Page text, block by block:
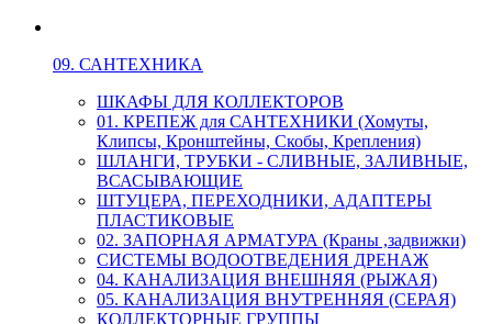
09. САНТЕХНИКА
ШКАФЫ ДЛЯ КОЛЛЕКТОРОВ
01. КРЕПЕЖ для САНТЕХНИКИ (Хомуты,
Клипсы, Кронштейны, Скобы, Крепления)
ШЛАНГИ, ТРУБКИ - СЛИВНЫЕ, ЗАЛИВНЫЕ,
ВСАСЫВАЮЩИЕ
ШТУЦЕРА, ПЕРЕХОДНИКИ, АДАПТЕРЫ
ПЛАСТИКОВЫЕ
02. ЗАПОРНАЯ АРМАТУРА (Краны ,задвижки)
СИСТЕМЫ ВОДООТВЕДЕНИЯ ДРЕНАЖ
04. КАНАЛИЗАЦИЯ ВНЕШНЯЯ (РЫЖАЯ)
05. КАНАЛИЗАЦИЯ ВНУТРЕННЯЯ (СЕРАЯ)
КОЛЛЕКТОРНЫЕ ГРУППЫ